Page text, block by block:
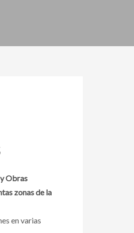
Obras
zonas de la
en varias